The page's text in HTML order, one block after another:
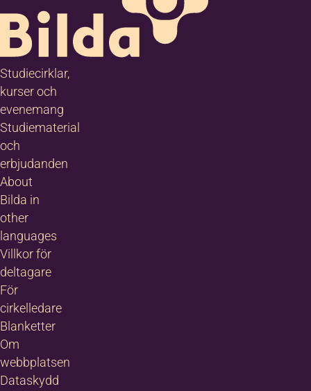
Studiecirklar,
kurser och
evenemang
Studiematerial
och
erbjudanden
About
Bilda in
other
languages
Villkor för
deltagare
För
cirkelledare
Blanketter
Om
webbplatsen
Dataskydd